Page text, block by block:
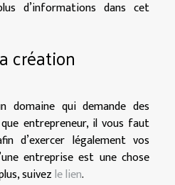
d’informations dans cet
création
domaine qui demande des
entrepreneur, il vous faut
d’exercer légalement vos
entreprise est une chose
suivezle lien.